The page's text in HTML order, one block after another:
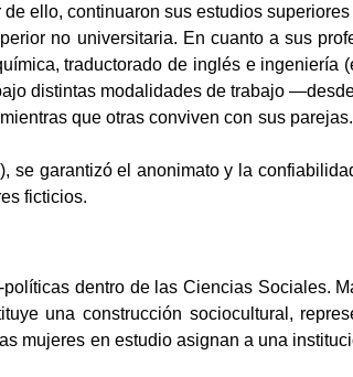
ello, continuaron sus estudios
no universitaria. En cuanto a sus
traductorado de inglés e ingeniería
distintas modalidades de trabajo
que otras conviven con sus
se garantizó el anonimato y la
ficticios.
dentro de las Ciencias Sociales.
una construcción sociocultural,
mujeres en estudio asignan a una